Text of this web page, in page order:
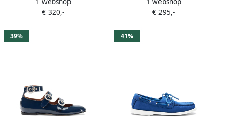
Blauw
€ 320,-
Blauw
€ 295,-
39% 41%